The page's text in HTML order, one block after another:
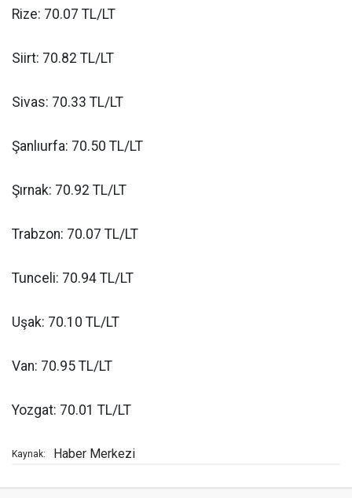
Rize: 70.07 TL/LT
Siirt: 70.82 TL/LT
Sivas: 70.33 TL/LT
Şanlıurfa: 70.50 TL/LT
Şırnak: 70.92 TL/LT
Trabzon: 70.07 TL/LT
Tunceli: 70.94 TL/LT
Uşak: 70.10 TL/LT
Van: 70.95 TL/LT
Yozgat: 70.01 TL/LT
Kaynak: Haber Merkezi